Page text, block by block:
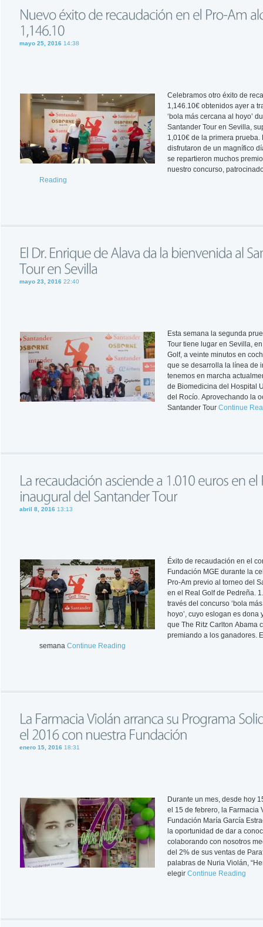
mayo 25, 2016 14:38
Celebramos otro éxito de
1,146.10€ obtenidos ayer a
‘bola más cercana al hoyo’
Santander Tour en Sevilla,
1,010€ de la primera prueba.
disfrutaron de un magnífico
se repartieron muchos
nuestro concurso,
Reading
mayo 23, 2016 22:40
Esta semana la segunda
Tour tiene lugar en Sevilla,
Golf, a veinte minutos en
que se desarrolla la línea de
tenemos en marcha
de Biomedicina del Hospital
del Rocío. Aprovechando la
Santander Tour Continue
abril 8, 2016 13:13
Éxito de recaudación en el
Fundación MGE durante la
Pro-Am previo al torneo del
en el Real Golf de Pedreña.
través del concurso ‘bola
hoyo’, cuyo eslogan es dona
que The Ritz Carlton Abama
premiando a los ganadores.
semana Continue Reading
enero 15, 2016 18:31
Durante un mes, desde hoy
el 15 de febrero, la Farmacia
Fundación María García
la oportunidad de dar a
colaborando con nosotros
del 2% de sus ventas de
palabras de Nuria Violán,
elegir Continue Reading